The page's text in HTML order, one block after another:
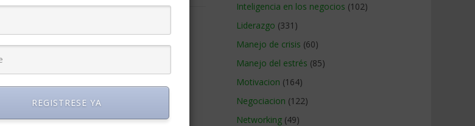
Inteligencia en los negocios (102)
Liderazgo (331)
Manejo de crisis (60)
Manejo del estrés (85)
Motivacion (164)
Negociacion (122)
Networking (49)
REGISTRESE YA